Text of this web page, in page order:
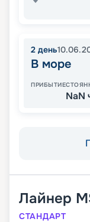
2 день
В море
ПРИБЫТИЕ
NaN
Лайнер
СТАНДАРТ